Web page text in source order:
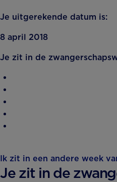
Je uitgerekende datum is:
8 april 2018
Je zit in de
Ik zit in een andere week
Je zit in de